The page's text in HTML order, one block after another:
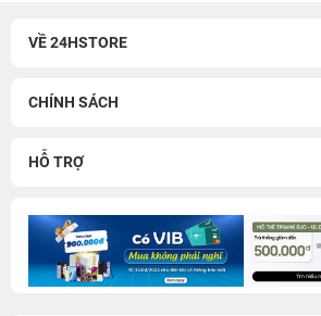
iPhone 14 Series cũ-iPhone 13 Series cũ
iPhone 12 Series cũ-iPhone 11 Series cũ
iPhone 17 Pro Max 256GB -iPhone 17 Pro 256GB
Galaxy A Series-Redmi Series
iPhone 17 cũ
iPhone 16
iPhone 16 Pro
iPhone 15 Pro
iPhone 16 Plus 128GB cũ-iPhone 15 Plus 128GB